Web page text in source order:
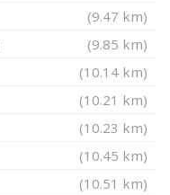
(9.47 km)
(9.85 km)
(10.14 km)
(10.21 km)
(10.23 km)
(10.45 km)
(10.51 km)